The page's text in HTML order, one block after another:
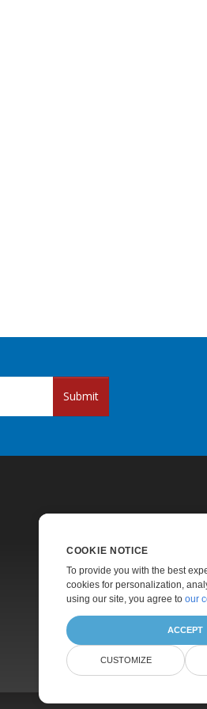
Submit
Pricing
Paid Support
About
COOKIE NOTICE
To provide you with the best
cookies for personalization,
using our site, you agree to our
ACCEPT
CUSTOMIZE